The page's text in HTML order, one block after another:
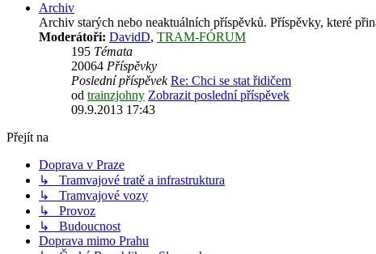
Archiv
Archiv starých nebo neaktuálních příspěvků. Příspěvky, které
Moderátoři: DavidD, TRAM-FÓRUM
195 Témata
20064 Příspěvky
Poslední příspěvek Re: Chci se stat řidičem
od trainzjohny Zobrazit poslední příspěvek
09.9.2013 17:43
Přejít na
Doprava v Praze
↳ Tramvajové tratě a infrastruktura
↳ Tramvajové vozy
↳ Provoz
↳ Budoucnost
Doprava mimo Prahu